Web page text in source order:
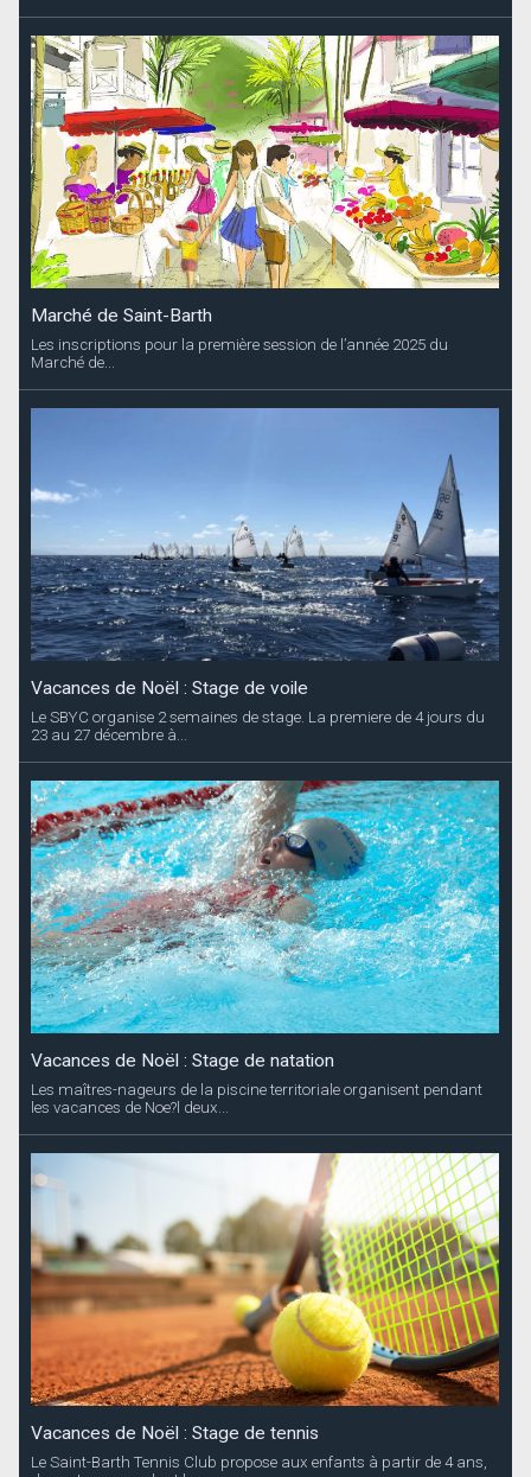
Marché de Saint-Barth
Les inscriptions pour la première session de l’année 2025 du
Marché de...
Vacances de Noël : Stage de voile
Le SBYC organise 2 semaines de stage. La premiere de 4 jours du
23 au 27 décembre à...
Vacances de Noël : Stage de natation
Les maîtres-nageurs de la piscine territoriale organisent pendant
les vacances de Noe?l deux...
Vacances de Noël : Stage de tennis
Le Saint-Barth Tennis Club propose aux enfants à partir de 4 ans,